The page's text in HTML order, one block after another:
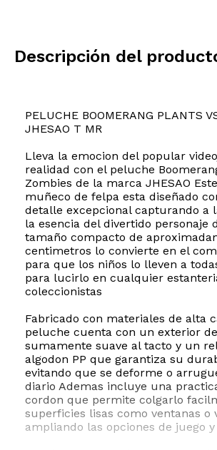
Descripción del
PELUCHE BOOMERANG PLANTS
JHESAO T MR
Lleva la emocion del popular
realidad con el peluche
Zombies de la marca JHESAO
muñeco de felpa esta diseñado
detalle excepcional capturando a
la esencia del divertido personaje
tamaño compacto de
centimetros lo convierte en el
para que los niños lo lleven a
para lucirlo en cualquier
coleccionistas
Fabricado con materiales de alta
peluche cuenta con un exterior
sumamente suave al tacto y un
algodon PP que garantiza su
evitando que se deforme o
diario Ademas incluye una
cordon que permite colgarlo
superficies lisas como ventanas o
ampliando las opciones de juego